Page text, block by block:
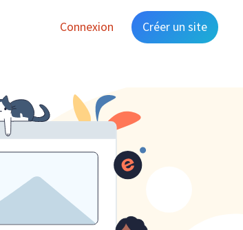
Connexion Créer un site